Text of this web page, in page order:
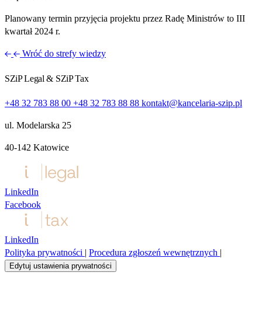
Planowany termin przyjęcia projektu przez Radę Ministrów to III
kwartał 2024 r.
Wróć do strefy wiedzy
SZiP Legal & SZiP Tax
+48 32 783 88 00 +48 32 783 88 88 kontakt@kancelaria-szip.pl
ul. Modelarska 25
40‑142 Katowice
LinkedIn
Facebook
LinkedIn
Polityka prywatności | Procedura zgłoszeń wewnętrznych |
Edytuj ustawienia prywatności